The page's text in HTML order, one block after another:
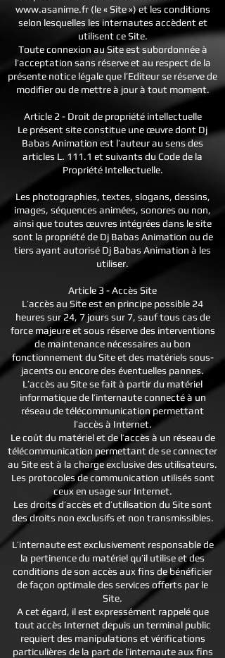
www.asanime.fr(le « Site ») et les conditions
selon lesquelles les internautes accèdent et
utilisent ce Site.
Toute connexion au Site est subordonnée à
l’acceptation sans réserve et au respect de la
présente notice légale que l’Editeur se réserve de
modifier ou de mettre à jour à tout moment.
Article 2 - Droit de propriété intellectuelle
Le présent site constitue une œuvre dont Dj
Babas Animation est l’auteur au sens des
articles L. 111.1 et suivants du Code de la
Propriété Intellectuelle.
Les photographies, textes, slogans, dessins,
images, séquences animées, sonores ou non,
ainsi que toutes œuvres intégrées dans le site
sont la propriété de Dj Babas Animation ou de
tiers ayant autorisé Dj Babas Animation à les
utiliser.
Article 3 - Accès Site
L’accès au Site est en principe possible 24
heures sur 24, 7 jours sur 7, sauf tous cas de
force majeure et sous réserve des interventions
de maintenance nécessaires au bon
fonctionnement du Site et des matériels sous-
jacents ou encore des éventuelles pannes.
L’accès au Site se fait à partir du matériel
informatique de l’internaute connecté à un
réseau de télécommunication permettant
l’accès à Internet.
Le coût du matériel et de l’accès à un réseau de
télécommunication permettant de se connecter
au Site est à la charge exclusive des utilisateurs.
Les protocoles de communication utilisés sont
ceux en usage sur Internet.
Les droits d’accès et d’utilisation du Site sont
des droits non exclusifs et non transmissibles.
L’internaute est exclusivement responsable de
la pertinence du matériel qu’il utilise et des
conditions de son accès aux fins de bénéficier
de façon optimale des services offerts par le
Site.
A cet égard, il est expressément rappelé que
tout accès Internet depuis un terminal public
requiert des manipulations et vérifications
particulières de la part de l’internaute aux fins